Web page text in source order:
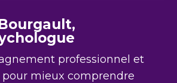
professionnel et
mieux comprendre